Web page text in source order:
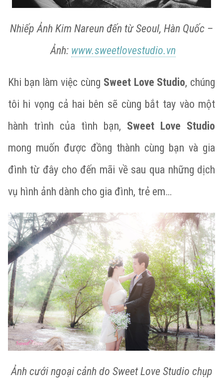
Nhiếp Ảnh Kim Nareun đến từ Seoul, Hàn Quốc –
Ảnh: www.sweetlovestudio.vn
Khi bạn làm việc cùng Sweet Love Studio, chúng
tôi hi vọng cả hai bên sẽ cùng bắt tay vào một
hành trình của tình bạn, Sweet Love Studio
mong muốn được đồng thành cùng bạn và gia
đình từ đây cho đến mãi về sau qua những dịch
vụ hình ảnh dành cho gia đình, trẻ em…
Ảnh cưới ngoại cảnh do Sweet Love Studio chụp